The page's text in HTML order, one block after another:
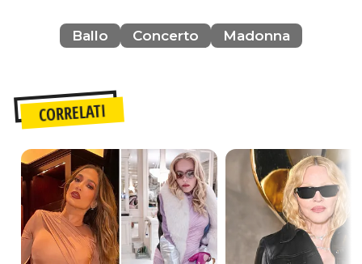
Ballo Concerto Madonna
CORRELATI